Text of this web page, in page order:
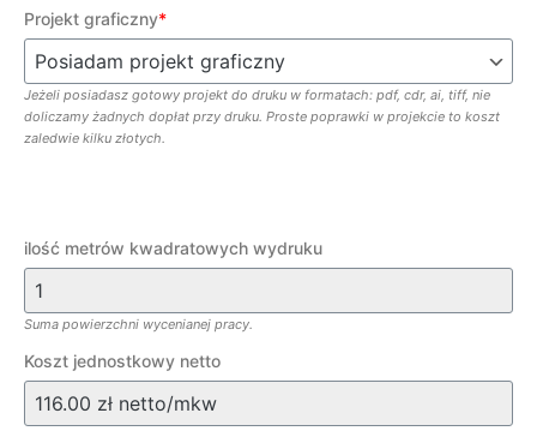
Projekt graficzny*
Jeżeli posiadasz gotowy projekt do druku w formatach: pdf, cdr, ai, tiff, nie
doliczamy żadnych dopłat przy druku. Proste poprawki w projekcie to koszt
zaledwie kilku złotych.
ilość metrów kwadratowych wydruku
Suma powierzchni wycenianej pracy.
Koszt jednostkowy netto